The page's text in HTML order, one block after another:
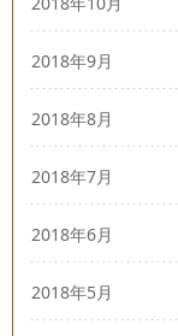
2018年9月
2018年8月
2018年7月
2018年6月
2018年5月